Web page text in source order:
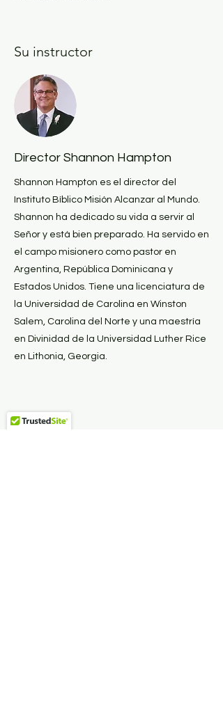
Su instructor
Director Shannon Hampton
Shannon Hampton es el director del
Instituto Bíblico Misión Alcanzar al Mundo.
Shannon ha dedicado su vida a servir al
Señor y está bien preparado. Ha servido en
el campo misionero como pastor en
Argentina, República Dominicana y
Estados Unidos. Tiene una licenciatura de
la Universidad de Carolina en Winston
Salem, Carolina del Norte y una maestría
en Divinidad de la Universidad Luther Rice
en Lithonia, Georgia.